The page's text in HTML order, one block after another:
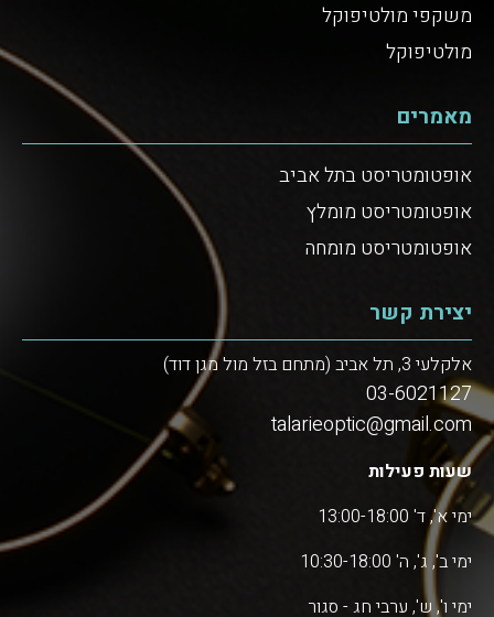
משקפי מולטיפוקל
מולטיפוקל
מאמרים
אופטומטריסט בתל אביב
אופטומטריסט מומלץ
אופטומטריסט מומחה
יצירת קשר
אלקלעי 3, תל אביב (מתחם בזל מול מגן דוד)
03-6021127
talarieoptic@gmail.com
שעות פעילות
ימי א', ד' 13:00-18:00
ימי ב', ג', ה' 10:30-18:00
ימי ו', ש', ערבי חג - סגור